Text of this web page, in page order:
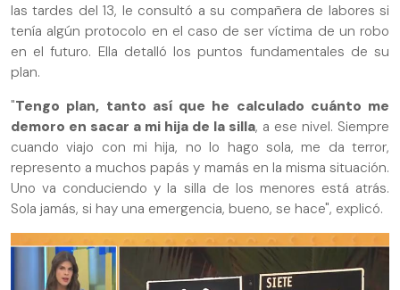
las tardes del 13, le consultó a su compañera de labores si
tenía algún protocolo en el caso de ser víctima de un robo
en el futuro. Ella detalló los puntos fundamentales de su
plan.
"Tengo plan, tanto así que he calculado cuánto me
demoro en sacar a mi hija de la silla, a ese nivel. Siempre
cuando viajo con mi hija, no lo hago sola, me da terror,
represento a muchos papás y mamás en la misma situación.
Uno va conduciendo y la silla de los menores está atrás.
Sola jamás, si hay una emergencia, bueno, se hace", explicó.